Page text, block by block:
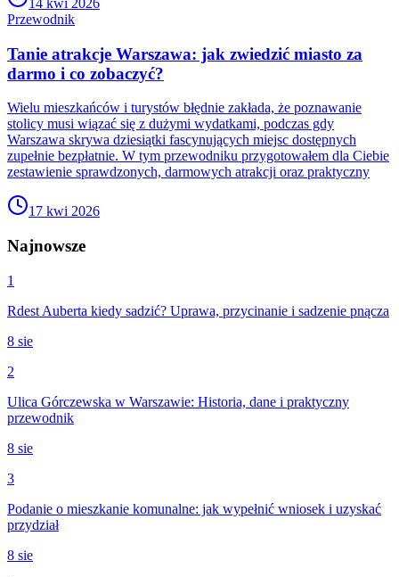
Przewodnik
Tanie atrakcje Warszawa: jak zwiedzić miasto za
darmo i co zobaczyć?
Wielu mieszkańców i turystów błędnie zakłada, że poznawanie
stolicy musi wiązać się z dużymi wydatkami, podczas gdy
Warszawa skrywa dziesiątki fascynujących miejsc dostępnych
zupełnie bezpłatnie. W tym przewodniku przygotowałem dla Ciebie
zestawienie sprawdzonych, darmowych atrakcji oraz praktyczny
17 kwi 2026
Najnowsze
1
Rdest Auberta kiedy sadzić? Uprawa, przycinanie i sadzenie pnącza
8 sie
2
Ulica Górczewska w Warszawie: Historia, dane i praktyczny
przewodnik
8 sie
3
Podanie o mieszkanie komunalne: jak wypełnić wniosek i uzyskać
przydział
8 sie